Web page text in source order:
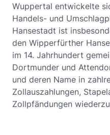
Wuppertal entwickelte
Handels- und
Hansestadt ist
den Wipperfürther
im 14. Jahrhundert
Dortmunder und
und deren Name in
Zollauszahlungen,
Zollpfändungen